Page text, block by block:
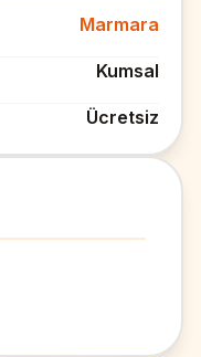
Marmara
Kumsal
Ücretsiz